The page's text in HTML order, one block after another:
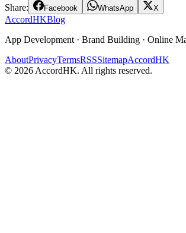
Share: Facebook WhatsApp X
AccordHKBlog
App Development · Brand Building · Online
AboutPrivacyTermsRSSSitemapAccordHK
© 2026 AccordHK. All rights reserved.